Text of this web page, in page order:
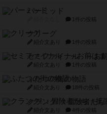
パーミッド
1件の投稿
クリーグ
紹介文あり 1件の投稿
セミファイナル ～お
紹介文あり 1件の投稿
ふたつの街の物語
紹介文あり 18件の投稿
クランク! ：冒険者たち
紹介文あり 4件の投稿